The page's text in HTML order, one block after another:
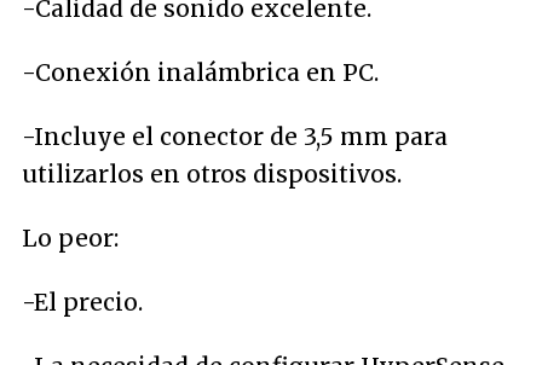
-Calidad de sonido excelente.
-Conexión inalámbrica en PC.
-Incluye el conector de 3,5 mm para
utilizarlos en otros dispositivos.
Lo peor:
-El precio.